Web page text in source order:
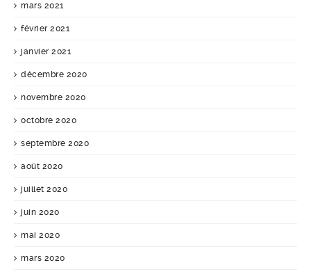
mars 2021
février 2021
janvier 2021
décembre 2020
novembre 2020
octobre 2020
septembre 2020
août 2020
juillet 2020
juin 2020
mai 2020
mars 2020